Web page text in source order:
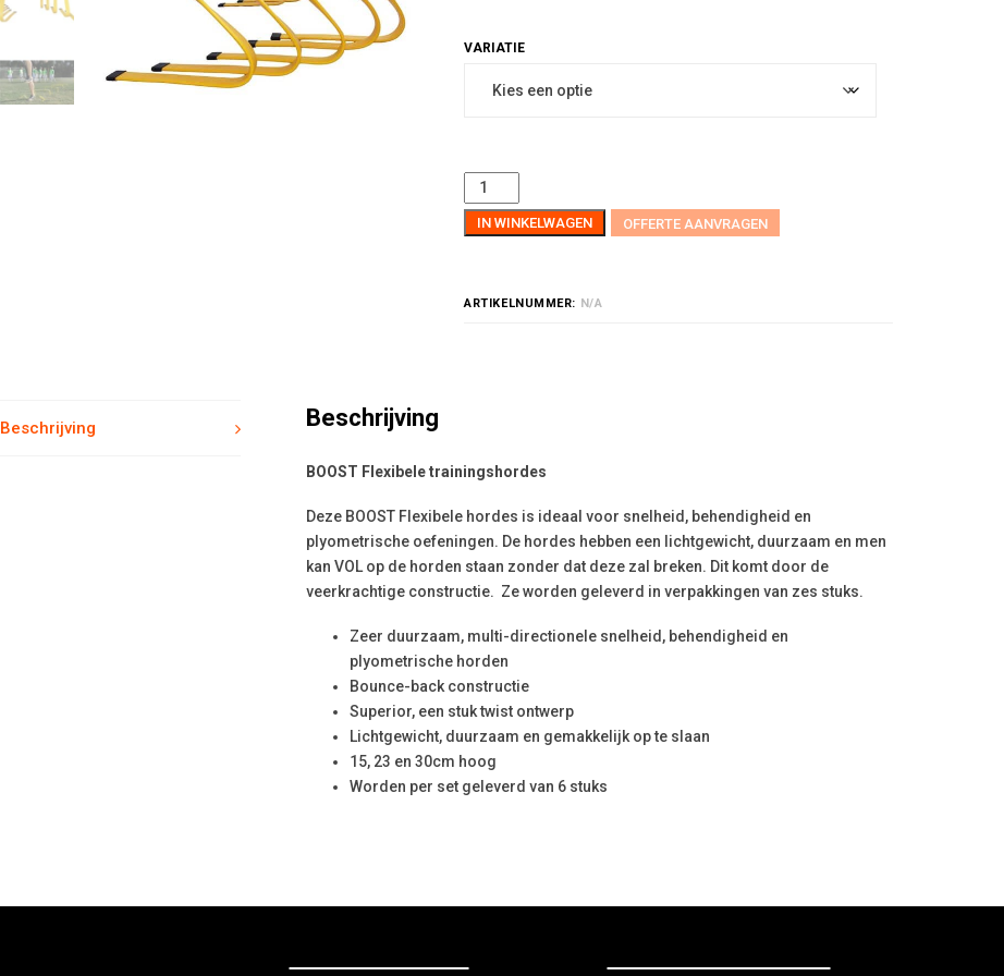
IN WINKELWAGEN OFFERTE AANVRAGEN
ARTIKELNUMMER: N/A
Beschrijving Beschrijving
BOOST Flexibele trainingshordes
Deze BOOST Flexibele hordes is ideaal voor snelheid, behendigheid en
plyometrische oefeningen. De hordes hebben een lichtgewicht, duurzaam en men
kan VOL op de horden staan zonder dat deze zal breken. Dit komt door de
veerkrachtige constructie. Ze worden geleverd in verpakkingen van zes stuks.
Zeer duurzaam, multi-directionele snelheid, behendigheid en
plyometrische horden
Bounce-back constructie
Superior, een stuk twist ontwerp
Lichtgewicht, duurzaam en gemakkelijk op te slaan
15, 23 en 30cm hoog
Worden per set geleverd van 6 stuks